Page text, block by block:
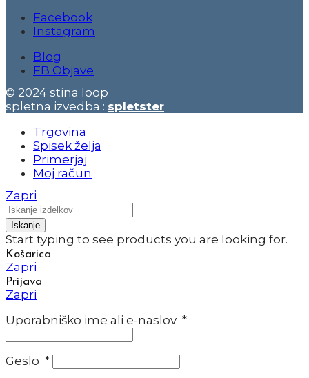
Facebook
Instagram
Blog
FB Objave
© 2024 stina loop
spletna izvedba : spletster
Trgovina
Spisek želja
Primerjaj
Moj račun
Zapri
Iskanje
Start typing to see products you are looking for.
Košarica
Zapri
Prijava
Zapri
Uporabniško ime ali e-naslov *
Geslo *